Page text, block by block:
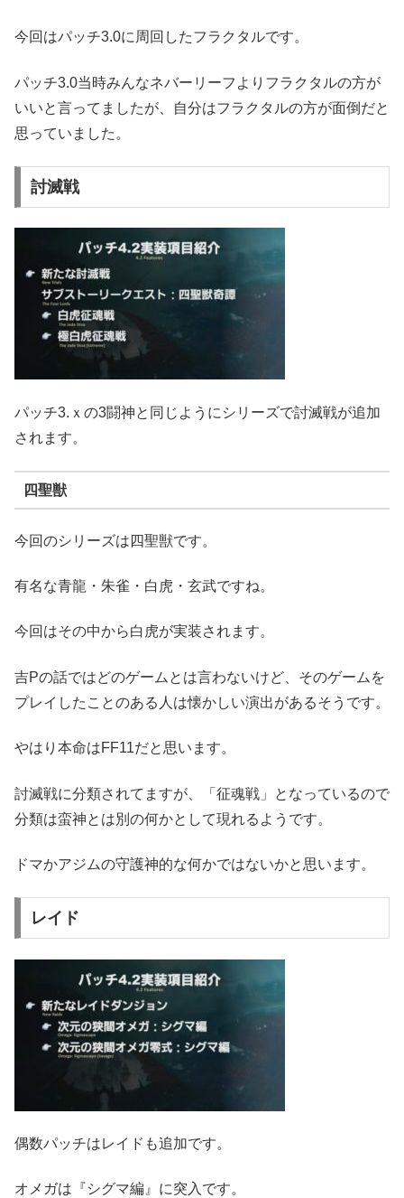
今回はパッチ3.0に周回したフラクタルです。
パッチ3.0当時みんなネバーリーフよりフラクタルの方が
いいと言ってましたが、自分はフラクタルの方が面倒だと
思っていました。
討滅戦
パッチ3.ｘの3闘神と同じようにシリーズで討滅戦が追加
されます。
四聖獣
今回のシリーズは四聖獣です。
有名な青龍・朱雀・白虎・玄武ですね。
今回はその中から白虎が実装されます。
吉Pの話ではどのゲームとは言わないけど、そのゲームを
プレイしたことのある人は懐かしい演出があるそうです。
やはり本命はFF11だと思います。
討滅戦に分類されてますが、「征魂戦」となっているので
分類は蛮神とは別の何かとして現れるようです。
ドマかアジムの守護神的な何かではないかと思います。
レイド
偶数パッチはレイドも追加です。
オメガは『シグマ編』に突入です。